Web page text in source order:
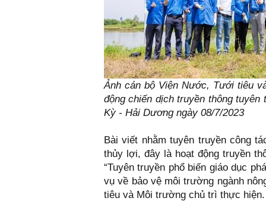
Ảnh cán bộ Viện Nước, Tưới tiêu
động chiến dịch truyền thông
Kỳ - Hải Dương ngày 08/7/2023
Bài viết nhằm tuyên truyền công
thủy lợi, đây là hoạt động truyền
“Tuyên truyền phổ biến giáo dục
vụ về bảo vệ môi trường ngành
tiêu và Môi trường chủ trì thực hiện.